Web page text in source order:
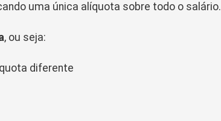
uma única alíquota sobre todo o salário.
, ou seja:
diferente